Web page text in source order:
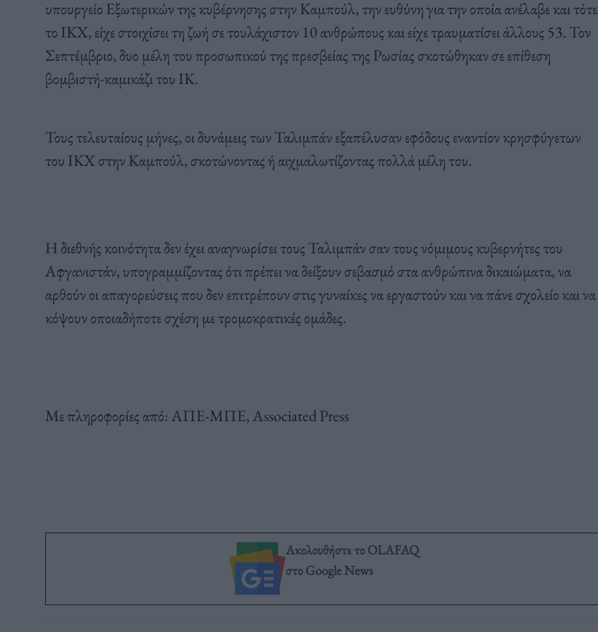
υπουργείο Εξωτερικών της κυβέρνησης στην Καμπούλ, την ευθύνη για την οποία ανέλαβε και τότε
το ΙΚΧ, είχε στοιχίσει τη ζωή σε τουλάχιστον 10 ανθρώπους και είχε τραυματίσει άλλους 53. Τον
Σεπτέμβριο, δυο μέλη του προσωπικού της πρεσβείας της Ρωσίας σκοτώθηκαν σε επίθεση
βομβιστή-καμικάζι του ΙΚ.
Τους τελευταίους μήνες, οι δυνάμεις των Ταλιμπάν εξαπέλυσαν εφόδους εναντίον κρησφύγετων
του ΙΚΧ στην Καμπούλ, σκοτώνοντας ή αιχμαλωτίζοντας πολλά μέλη του.
Η διεθνής κοινότητα δεν έχει αναγνωρίσει τους Ταλιμπάν σαν τους νόμιμους κυβερνήτες του
Αφγανιστάν, υπογραμμίζοντας ότι πρέπει να δείξουν σεβασμό στα ανθρώπινα δικαιώματα, να
αρθούν οι απαγορεύσεις που δεν επιτρέπουν στις γυναίκες να εργαστούν και να πάνε σχολείο και να
κόψουν οποιαδήποτε σχέση με τρομοκρατικές ομάδες.
Με πληροφορίες από: ΑΠΕ-ΜΠΕ, Associated Press
Ακολουθήστε το OLAFAQ
στο Google News